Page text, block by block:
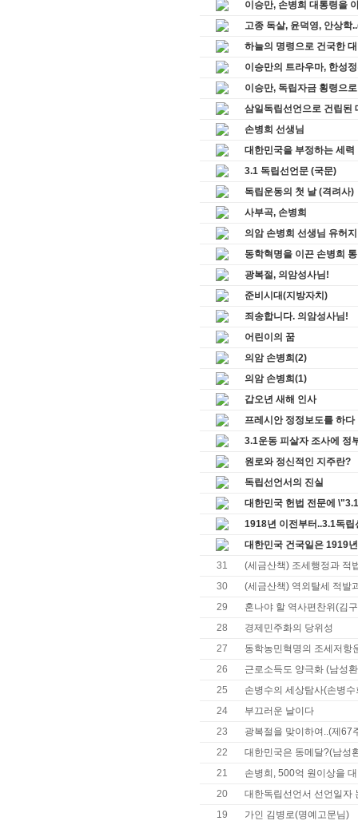
이승만, 손병희 대통령을
고종 독살, 윤덕영, 안상학
하늘의 명령으로 건국한
이승만의 트라우마, 한성
이승만, 독립자금 횡령으
삼일독립선언으로 건립된
손병희 선생님
대한민국을 부정하는 세력
3.1 독립선언문 (국문)
독립운동의 첫 날 (격려사)
사부곡, 손병희
의암 손병희 선생님 유허지
동학혁명을 이끈 손병희
광복절, 의암성사님!
준비시대(지방자치)
죄송합니다. 의암성사님!
어린이의 꿈
의암 손병희(2)
의암 손병희(1)
갑오년 새해 인사
프레시안 정정보도를 하다
3.1운동 피살자 조사에 정
원로와 정신적인 지주란?
독립선언서의 진실
대한민국 헌법 전문에
1918년 이전부터..3.1독립
대한민국 건국일은 1919
31
(세금산책) 조세행정과 적
30
(세금산책) 역외탈세 적발
29
혼나야 할 역사편찬위(김
28
경제민주화의 당위성
27
동학농민혁명의 조세저항
26
근로소득도 양극화 (남성
25
손병수의 세상탐사(손병
24
부끄러운 날이다
23
광복절을 맞이하여..(제67
22
대한민국은 동메달?(남성
21
손병희, 500억 원이상을
20
대한독립선언서 선언일자
19
가인 김병로(명예고문님)